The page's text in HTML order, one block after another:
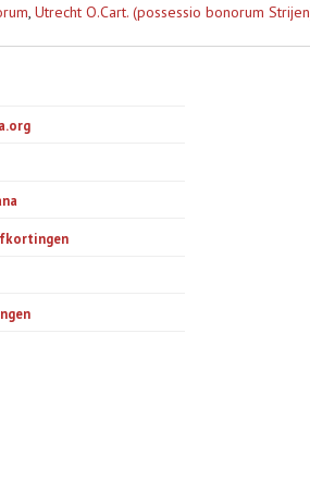
, Utrecht O.Cart. (possessio bonorum